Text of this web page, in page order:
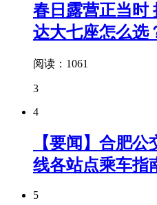
春日露营正当时
达大七座怎么选
阅读：1061
3
4
【要闻】合肥
线各站点乘车指
5